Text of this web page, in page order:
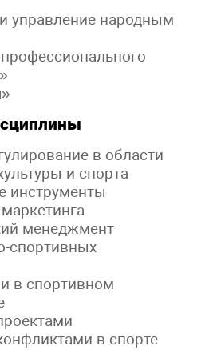
управление народным
в области
и спорта
инструменты
менеджмент
спортивных
в спортивном
в спорте